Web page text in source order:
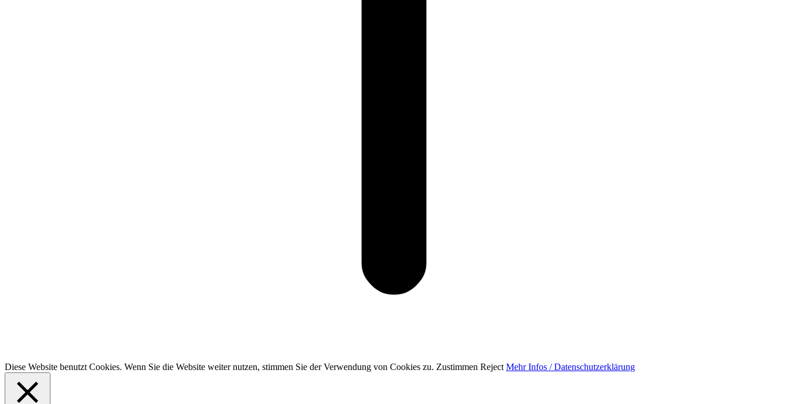
Diese Website benutzt Cookies. Wenn Sie die Website weiter nutzen, stimmen Sie der Verwendung von Cookies zu. Zustimmen Reject Mehr Infos / Datenschutzerklärung